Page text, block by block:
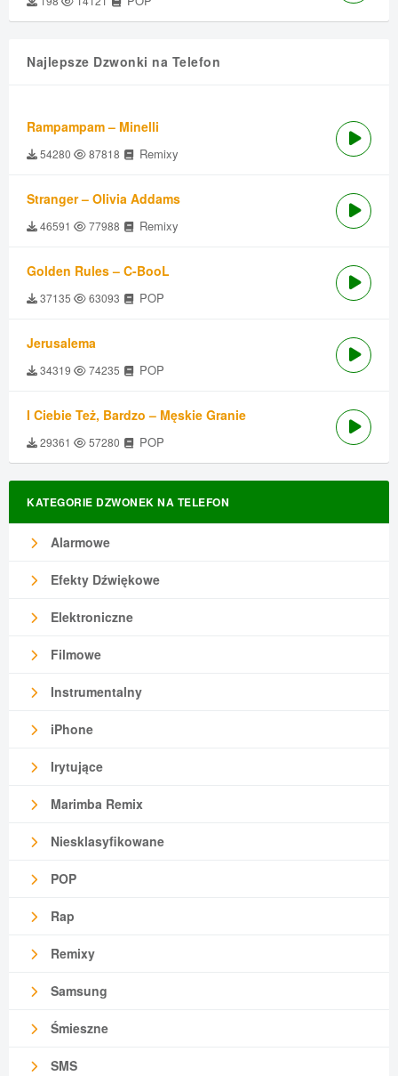
Najlepsze Dzwonki na Telefon
Rampampam – Minelli
54280 87818 Remixy
Stranger – Olivia Addams
46591 77988 Remixy
Golden Rules – C-BooL
37135 63093 POP
Jerusalema
34319 74235 POP
I Ciebie Też, Bardzo – Męskie Granie
29361 57280 POP
KATEGORIE DZWONEK NA TELEFON
Alarmowe
Efekty Dźwiękowe
Elektroniczne
Filmowe
Instrumentalny
iPhone
Irytujące
Marimba Remix
Niesklasyfikowane
POP
Rap
Remixy
Samsung
Śmieszne
SMS